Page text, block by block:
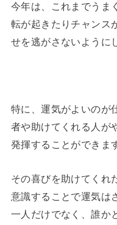
今年は、これまでうま
転が起きたりチャンス
せを逃がさないように
特に、運気がよいのが
者や助けてくれる人が
発揮することができま
その喜びを助けてくれ
意識することで運気は
一人だけでなく、誰か